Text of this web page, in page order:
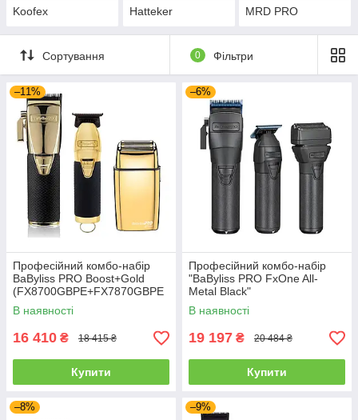
Koofex Hatteker MRD PRO
Сортування 0 Фільтри
–11%
Професійний комбо-набір
BaByliss PRO Boost+Gold
(FX8700GBPE+FX7870GBPE
+FXFS2GE)
В наявності
16 410 ₴ 18 415 ₴
Купити
–6%
Професійний комбо-набір
"BaByliss PRO FxOne All-
Metal Black"
(FX899MBE+FX799MBE+FX7
9FSMBE)
В наявності
19 197 ₴ 20 484 ₴
Купити
–8% –9%